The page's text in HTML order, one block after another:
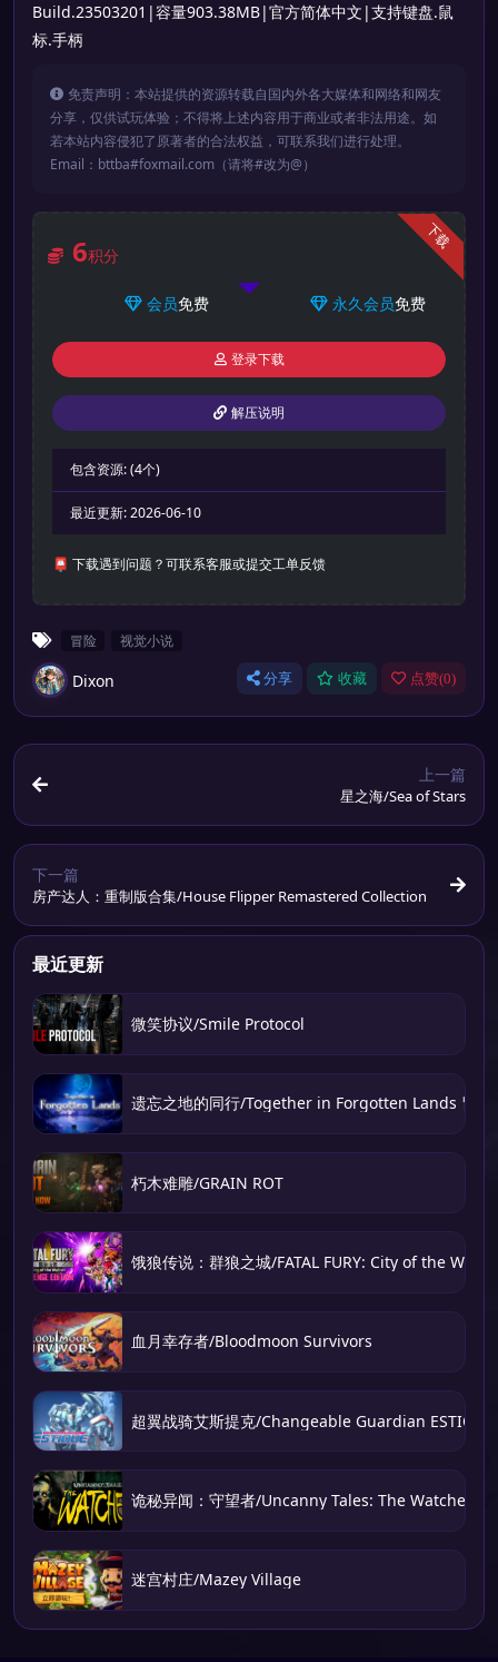
Build.23503201|容量903.38MB|官方简体中文|支持键盘.鼠
标.手柄
免责声明：本站提供的资源转载自国内外各大媒体和网络和网友
分享，仅供试玩体验；不得将上述内容用于商业或者非法用途。如
若本站内容侵犯了原著者的合法权益，可联系我们进行处理。
Email：bttba#foxmail.com（请将#改为@）
下载
6积分
会员免费 永久会员免费
登录下载
解压说明
包含资源:(4个)
最近更新:2026-06-10
📮 下载遇到问题？可联系客服或提交工单反馈
冒险 视觉小说
Dixon 分享 收藏 点赞(0)
上一篇
星之海/Sea of Stars
下一篇
房产达人：重制版合集/House Flipper Remastered Collection
最近更新
微笑协议/Smile Protocol
遗忘之地的同行/Together in Forgotten Lands 冒险
朽木难雕/GRAIN ROT
饿狼传说：群狼之城/FATAL FURY: City of the
血月幸存者/Bloodmoon Survivors
超翼战骑艾斯提克/Changeable Guardian ESTIQUE
诡秘异闻：守望者/Uncanny Tales: The Watcher
迷宫村庄/Mazey Village